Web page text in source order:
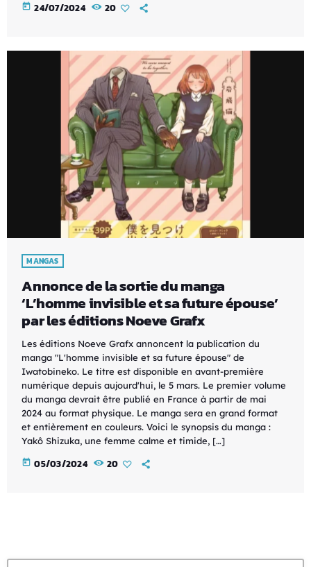
today 24/07/2024 20
MANGAS
Annonce de la sortie du manga
‘L’homme invisible et sa future épouse’
par les éditions Noeve Grafx
Les éditions Noeve Grafx annoncent la publication du
manga "L'homme invisible et sa future épouse" de
Iwatobineko. Le titre est disponible en avant-première
numérique depuis aujourd'hui, le 5 mars. Le premier volume
du manga devrait être publié en France à partir de mai
2024 au format physique. Le manga sera en grand format
et entièrement en couleurs. Voici le synopsis du manga :
Yakô Shizuka, une femme calme et timide, […]
today 05/03/2024 20